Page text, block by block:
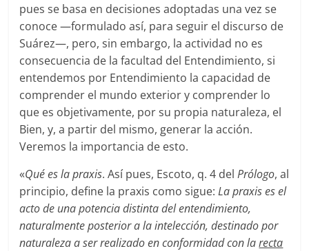
pues se basa en decisiones adoptadas una vez se
conoce —formulado así, para seguir el discurso de
Suárez—, pero, sin embargo, la actividad no es
consecuencia de la facultad del Entendimiento, si
entendemos por Entendimiento la capacidad de
comprender el mundo exterior y comprender lo
que es objetivamente, por su propia naturaleza, el
Bien, y, a partir del mismo, generar la acción.
Veremos la importancia de esto.
«Qué es la praxis. Así pues, Escoto, q. 4 delPrólogo, al
principio, define la praxis como sigue:La praxis es el
acto de una potencia distinta del entendimiento,
naturalmente posterior a la intelección, destinado por
naturaleza a ser realizado en conformidad con larecta